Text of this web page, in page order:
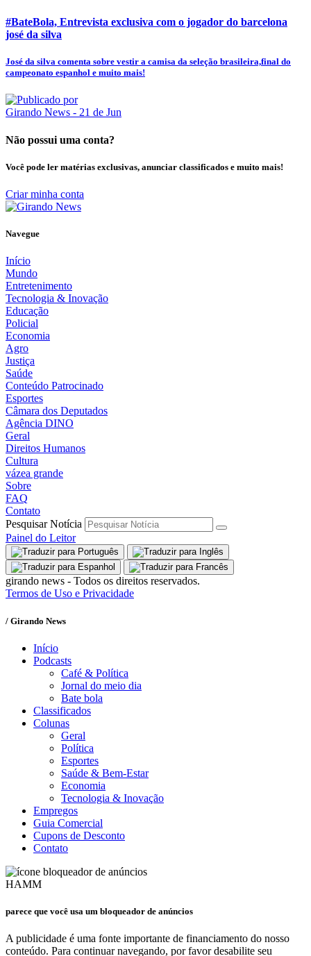
#BateBola, Entrevista exclusiva com o jogador do barcelona
josé da silva
José da silva comenta sobre vestir a camisa da seleção brasileira,final do
campeonato espanhol e muito mais!
Girando News - 21 de Jun
Não possui uma conta?
Você pode ler matérias exclusivas, anunciar classificados e muito mais!
Criar minha conta
Navegue
Início
Mundo
Entretenimento
Tecnologia & Inovação
Educação
Policial
Economia
Agro
Justiça
Saúde
Conteúdo Patrocinado
Esportes
Câmara dos Deputados
Agência DINO
Geral
Direitos Humanos
Cultura
vázea grande
Sobre
FAQ
Contato
Pesquisar Notícia
Painel do Leitor
girando news - Todos os direitos reservados.
Termos de Uso e Privacidade
/ Girando News
Início
Podcasts
Café & Política
Jornal do meio dia
Bate bola
Classificados
Colunas
Geral
Política
Esportes
Saúde & Bem-Estar
Economia
Tecnologia & Inovação
Empregos
Guia Comercial
Cupons de Desconto
Contato
HAMM
parece que você usa um bloqueador de anúncios
A publicidade é uma fonte importante de financiamento do nosso
conteúdo. Para continuar navegando, por favor desabilite seu